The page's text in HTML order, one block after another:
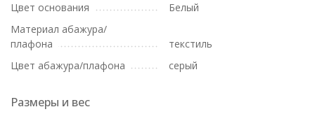
Цвет основания
Белый
Материал абажура/
плафона
текстиль
Цвет абажура/плафона
серый
Размеры и вес